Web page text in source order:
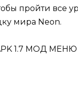
пройти все
мира Neon.